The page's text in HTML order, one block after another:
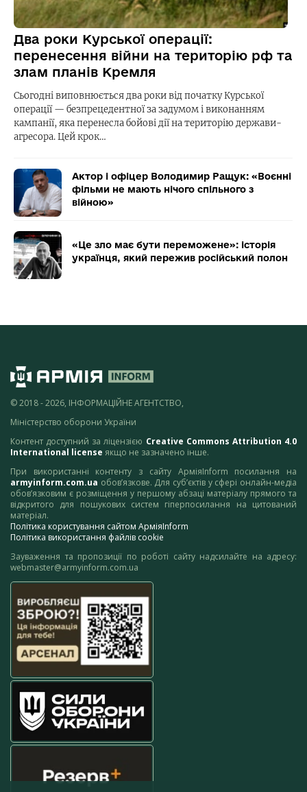
Два роки Курської операції:
перенесення війни на територію рф та
злам планів Кремля
Сьогодні виповнюється два роки від початку Курської
операції — безпрецедентної за задумом і виконанням
кампанії, яка перенесла бойові дії на територію держави-
агресора. Цей крок…
Актор і офіцер Володимир Ращук: «Воєнні
фільми не мають нічого спільного з
війною»
«Це зло має бути переможене»: історія
українця, який пережив російський полон
© 2018 - 2026, ІНФОРМАЦІЙНЕ АГЕНТСТВО,
Міністерство оборони України
Контент доступний за ліцензією Creative Commons Attribution 4.0
International license якщо не зазначено інше.
При використанні контенту з сайту АрміяInform посилання на
armyinform.com.ua обов’язкове. Для суб’єктів у сфері онлайн-медіа
обов’язковим є розміщення у першому абзаці матеріалу прямого та
відкритого для пошукових систем гіперпосилання на цитований
матеріал.
Політика користування сайтом АрміяInform
Політика використання файлів cookie
Зауваження та пропозиції по роботі сайту надсилайте на адресу:
webmaster@armyinform.com.ua